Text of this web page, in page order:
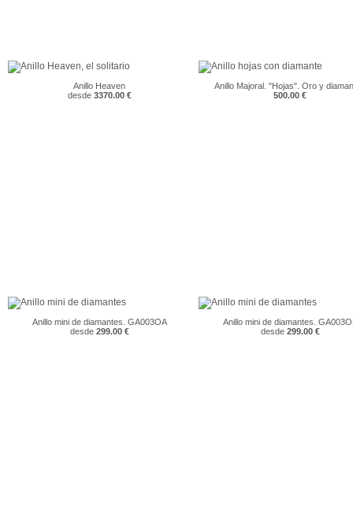
Anillo Heaven
desde3370.00 €
Anillo Majoral. "Hojas". Oro y
500.00 €
Anillo mini de diamantes. GA003OA
desde299.00 €
Anillo mini de diamantes.
desde299.00 €